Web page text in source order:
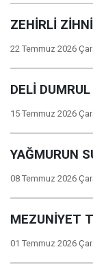
ZEHİRLİ
22 Temmuz 2026
DELİ
15 Temmuz 2026
YAĞMURUN
08 Temmuz 2026
MEZUNİYET
01 Temmuz 2026